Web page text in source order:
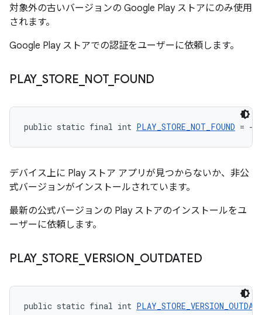
対象外の古いバージョンの Google Play ストアにのみ使用
されます。
Google Play ストアでの認証をユーザーに依頼します。
PLAY_ STORE NOT_ FOUND
public static final int PLAY_STORE_NOT_FOUND = -2
デバイス上に Play ストア アプリが見つからないか、非公
式バージョンがインストールされています。
最新の公式バージョンの Play ストアのインストールをユ
ーザーに依頼します。
PLAY_ STORE _VERSION OUTDATED
public static final int